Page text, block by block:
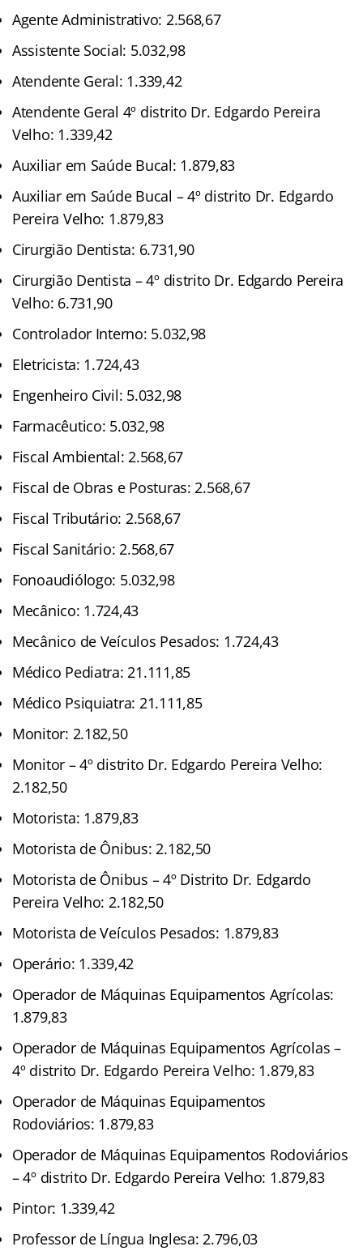
Agente Administrativo: 2.568,67
Assistente Social: 5.032,98
Atendente Geral: 1.339,42
Atendente Geral 4º distrito Dr. Edgardo Pereira
Velho: 1.339,42
Auxiliar em Saúde Bucal: 1.879,83
Auxiliar em Saúde Bucal – 4º distrito Dr. Edgardo
Pereira Velho: 1.879,83
Cirurgião Dentista: 6.731,90
Cirurgião Dentista – 4º distrito Dr. Edgardo Pereira
Velho: 6.731,90
Controlador Interno: 5.032,98
Eletricista: 1.724,43
Engenheiro Civil: 5.032,98
Farmacêutico: 5.032,98
Fiscal Ambiental: 2.568,67
Fiscal de Obras e Posturas: 2.568,67
Fiscal Tributário: 2.568,67
Fiscal Sanitário: 2.568,67
Fonoaudiólogo: 5.032,98
Mecânico: 1.724,43
Mecânico de Veículos Pesados: 1.724,43
Médico Pediatra: 21.111,85
Médico Psiquiatra: 21.111,85
Monitor: 2.182,50
Monitor – 4º distrito Dr. Edgardo Pereira Velho:
2.182,50
Motorista: 1.879,83
Motorista de Ônibus: 2.182,50
Motorista de Ônibus – 4º Distrito Dr. Edgardo
Pereira Velho: 2.182,50
Motorista de Veículos Pesados: 1.879,83
Operário: 1.339,42
Operador de Máquinas Equipamentos Agrícolas:
1.879,83
Operador de Máquinas Equipamentos Agrícolas –
4º distrito Dr. Edgardo Pereira Velho: 1.879,83
Operador de Máquinas Equipamentos
Rodoviários: 1.879,83
Operador de Máquinas Equipamentos Rodoviários
– 4º distrito Dr. Edgardo Pereira Velho: 1.879,83
Pintor: 1.339,42
Professor de Língua Inglesa: 2.796,03